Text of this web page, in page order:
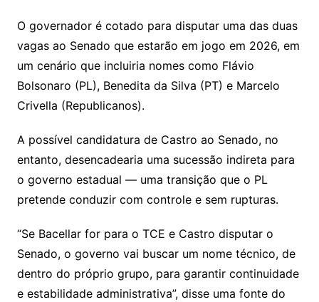
O governador é cotado para disputar uma das duas
vagas ao Senado que estarão em jogo em 2026, em
um cenário que incluiria nomes como Flávio
Bolsonaro (PL), Benedita da Silva (PT) e Marcelo
Crivella (Republicanos).
A possível candidatura de Castro ao Senado, no
entanto, desencadearia uma sucessão indireta para
o governo estadual — uma transição que o PL
pretende conduzir com controle e sem rupturas.
“Se Bacellar for para o TCE e Castro disputar o
Senado, o governo vai buscar um nome técnico, de
dentro do próprio grupo, para garantir continuidade
e estabilidade administrativa”, disse uma fonte do